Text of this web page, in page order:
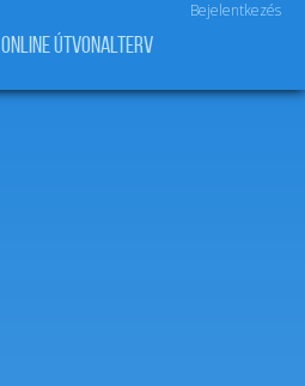
Bejelentkezés
ONLINE ÚTVONALTERV